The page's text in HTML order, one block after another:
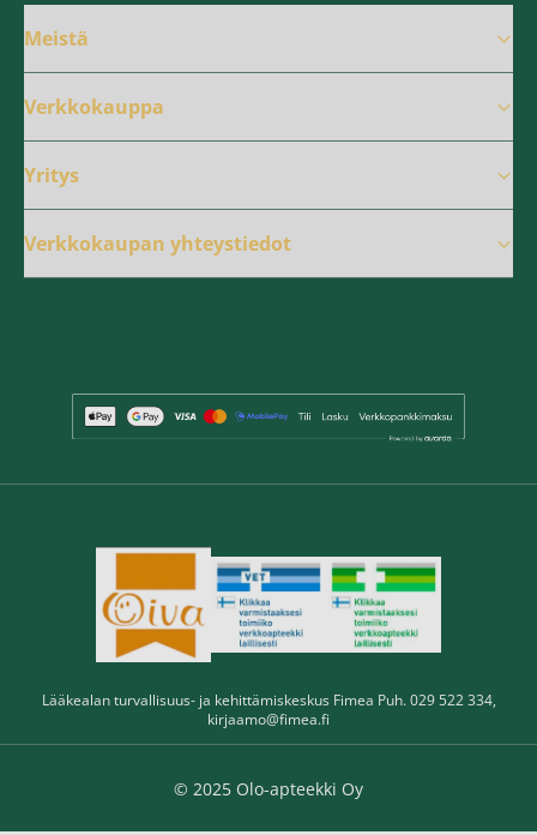
Meistä
Verkkokauppa
Yritys
Verkkokaupan yhteystiedot
Lääkealan turvallisuus- ja kehittämiskeskus Fimea Puh. 029 522 334,
kirjaamo@fimea.fi
© 2025 Olo-apteekki Oy